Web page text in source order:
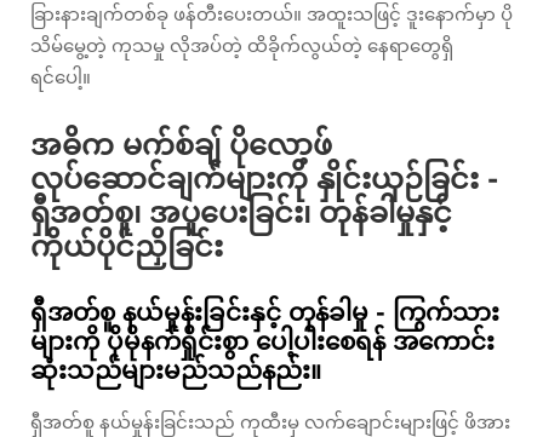
ခြားနားချက်တစ်ခု ဖန်တီးပေးတယ်။ အထူးသဖြင့် ဒူးနောက်မှာ ပို
သိမ်မွေ့တဲ့ ကုသမှု လိုအပ်တဲ့ ထိခိုက်လွယ်တဲ့ နေရာတွေရှိ
ရင်ပေါ့။
အဓိက မက်စ်ချ် ပိုလော့ဖ်
လုပ်ဆောင်ချက်များကို နှိုင်းယှဉ်ခြင်း -
ရှီအတ်စူ၊ အပူပေးခြင်း၊ တုန်ခါမှုနှင့်
ကိုယ်ပိုင်ညှိခြင်း
ရှီအတ်စူ နယ်မှုန်းခြင်းနှင့် တုန်ခါမှု - ကြွက်သား
များကို ပိုမိုနက်ရှိုင်းစွာ ပေါ့ပါးစေရန် အကောင်း
ဆုံးသည်များမည်သည်နည်း။
ရှီအတ်စူ နယ်မှုန်းခြင်းသည် ကုထီးမှ လက်ချောင်းများဖြင့် ဖိအား